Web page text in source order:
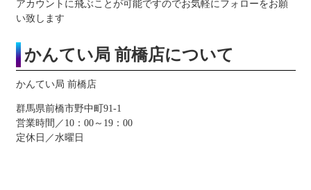
アカウントに飛ぶことが可能ですのでお気軽にフォローをお願
い致します
かんてい局 前橋店について
かんてい局 前橋店
群馬県前橋市野中町91-1
営業時間／10：00～19：00
定休日／水曜日